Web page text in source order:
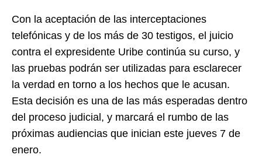
Con la aceptación de las interceptaciones
telefónicas y de los más de 30 testigos, el juicio
contra el expresidente Uribe continúa su curso, y
las pruebas podrán ser utilizadas para esclarecer
la verdad en torno a los hechos que le acusan.
Esta decisión es una de las más esperadas dentro
del proceso judicial, y marcará el rumbo de las
próximas audiencias que inician este jueves 7 de
enero.